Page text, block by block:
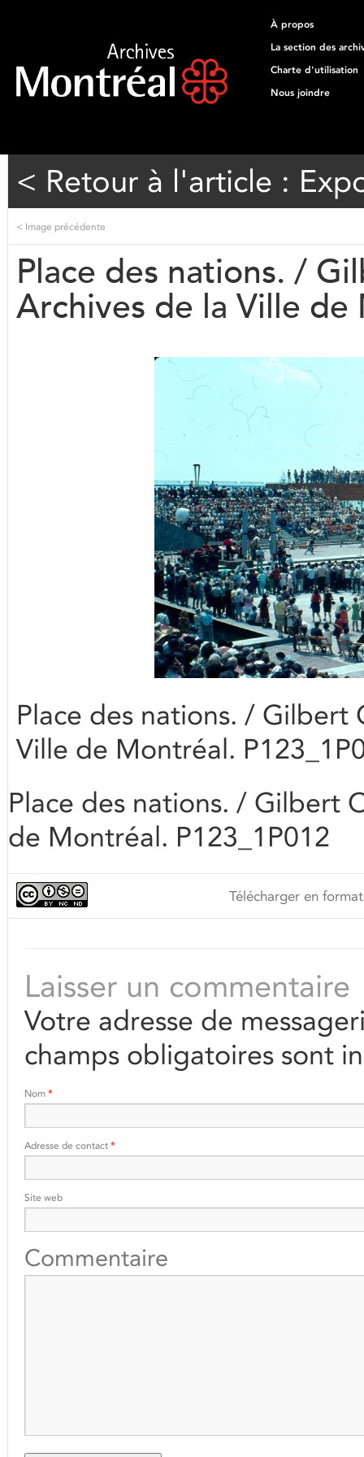
À propos
La section des
Charte d'utilisation
Nous joindre
< Retour à l'article :
< Image précédente
Place des nations. /
Archives de la Ville de
Place des nations. / Gilbert
Ville de Montréal.
Place des nations. / Gilbert
de Montréal. P123_1P012
Télécharger en
Laisser un commentaire
Votre adresse de
champs obligatoires sont
Nom *
Adresse de contact *
Site web
Commentaire